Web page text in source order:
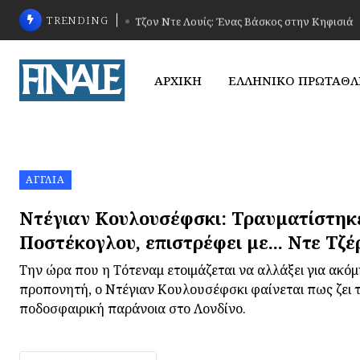
TRENDING Τζον Ντε Λουίς: Ένας Βάσκος στην Κηφισιά
ΑΡΧΙΚΗ ΕΛΛΗΝΙΚΟ
ΑΓΓΛΊΑ
Ντέγιαν Κουλουσέφσκι:
Ποστέκογλου, επιστρέφει με... Ντε
Την ώρα που η Τότεναμ ετοιμάζεται να αλλάξει για
προπονητή, ο Ντέγιαν Κουλουσέφσκι φαίνεται πως ζει
ποδοσφαιρική παράνοια στο Λονδίνο.